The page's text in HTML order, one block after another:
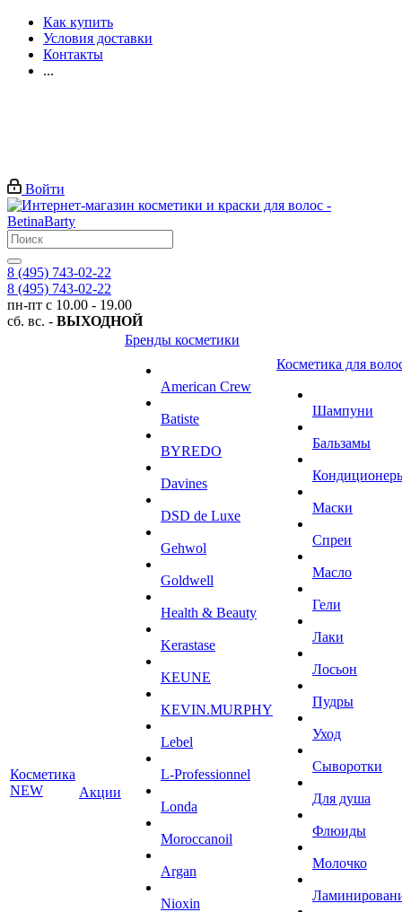
Как купить
Условия доставки
Контакты
...
Войти
8 (495) 743-02-22
8 (495) 743-02-22
пн-пт с 10.00 - 19.00
сб. вс. - ВЫХОДНОЙ
Косметика
NEW
Акции
Бренды косметики
American Crew
Batiste
BYREDO
Davines
DSD de Luxe
Gehwol
Goldwell
Health & Beauty
Kerastase
KEUNE
KEVIN.MURPHY
Lebel
L-Professionnel
Londa
Moroccanoil
Argan
Niохin
Косметика для
Шампуни
Бальзамы
Маски
Спреи
Масло
Гели
Лаки
Лосьон
Пудры
Уход
Сыворотки
Для душа
Флюиды
Молочко